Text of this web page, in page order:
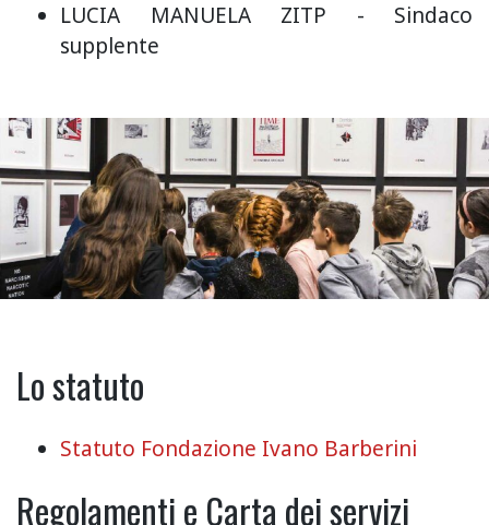
LUCIA MANUELA ZITP - Sindaco
supplente
Lo statuto
Statuto Fondazione Ivano Barberini
Regolamenti e Carta dei servizi